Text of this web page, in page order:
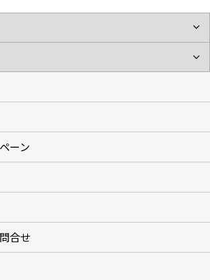
ー
にする自社工場
ーン
ーン
食洗機 (6)
IHクッキングヒーター (2)
交換パック（費用コミコミ） (12)
(5)
乾燥機 (3)
ター
合せ
せる
望の方